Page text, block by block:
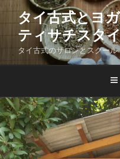
ツ
キ
ッ
プ
タイ古式とヨ
ティサチスタ
タイ古式のサロンとスクール